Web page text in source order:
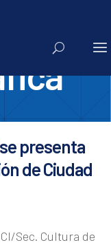
presenta
de Ciudad
Sec. Cultura de